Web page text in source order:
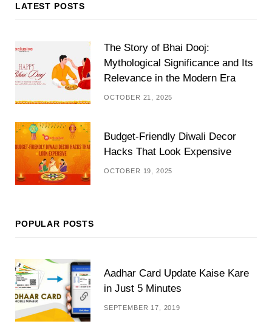
LATEST POSTS
The Story of Bhai Dooj:
Mythological Significance and Its
Relevance in the Modern Era
OCTOBER 21, 2025
Budget-Friendly Diwali Decor
Hacks That Look Expensive
OCTOBER 19, 2025
POPULAR POSTS
Aadhar Card Update Kaise Kare
in Just 5 Minutes
SEPTEMBER 17, 2019